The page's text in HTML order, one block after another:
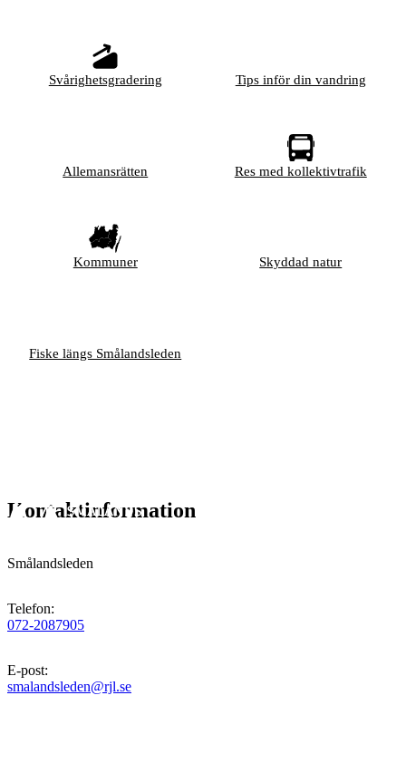
Svårighetsgradering Tips inför din vandring
Allemansrätten Res med kollektivtrafik
Kommuner Skyddad natur
Fiske längs Smålandsleden
Kontaktinformation
Smålandsleden
Telefon:
072-2087905
E-post:
smalandsleden@rjl.se